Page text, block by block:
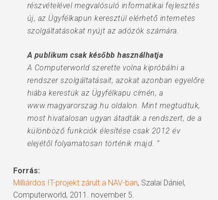
részvételével megvalósuló informatikai fejlesztés
új, az Ügyfélkapun keresztül elérhető internetes
szolgáltatásokat nyújt az adózók számára.
A publikum csak később használhatja
A Computerworld szerette volna kipróbálni a
rendszer szolgáltatásait, azokat azonban egyelőre
hiába kerestük az Ügyfélkapu címén, a
www.magyarorszag.hu oldalon. Mint megtudtuk,
most hivatalosan ugyan átadták a rendszert, de a
különböző funkciók élesítése csak 2012 év
elejétől folyamatosan történik majd. ”
Forrás:
Milliárdos IT-projekt zárult a NAV-ban, Szalai Dániel,
Computerworld, 2011. november 5.